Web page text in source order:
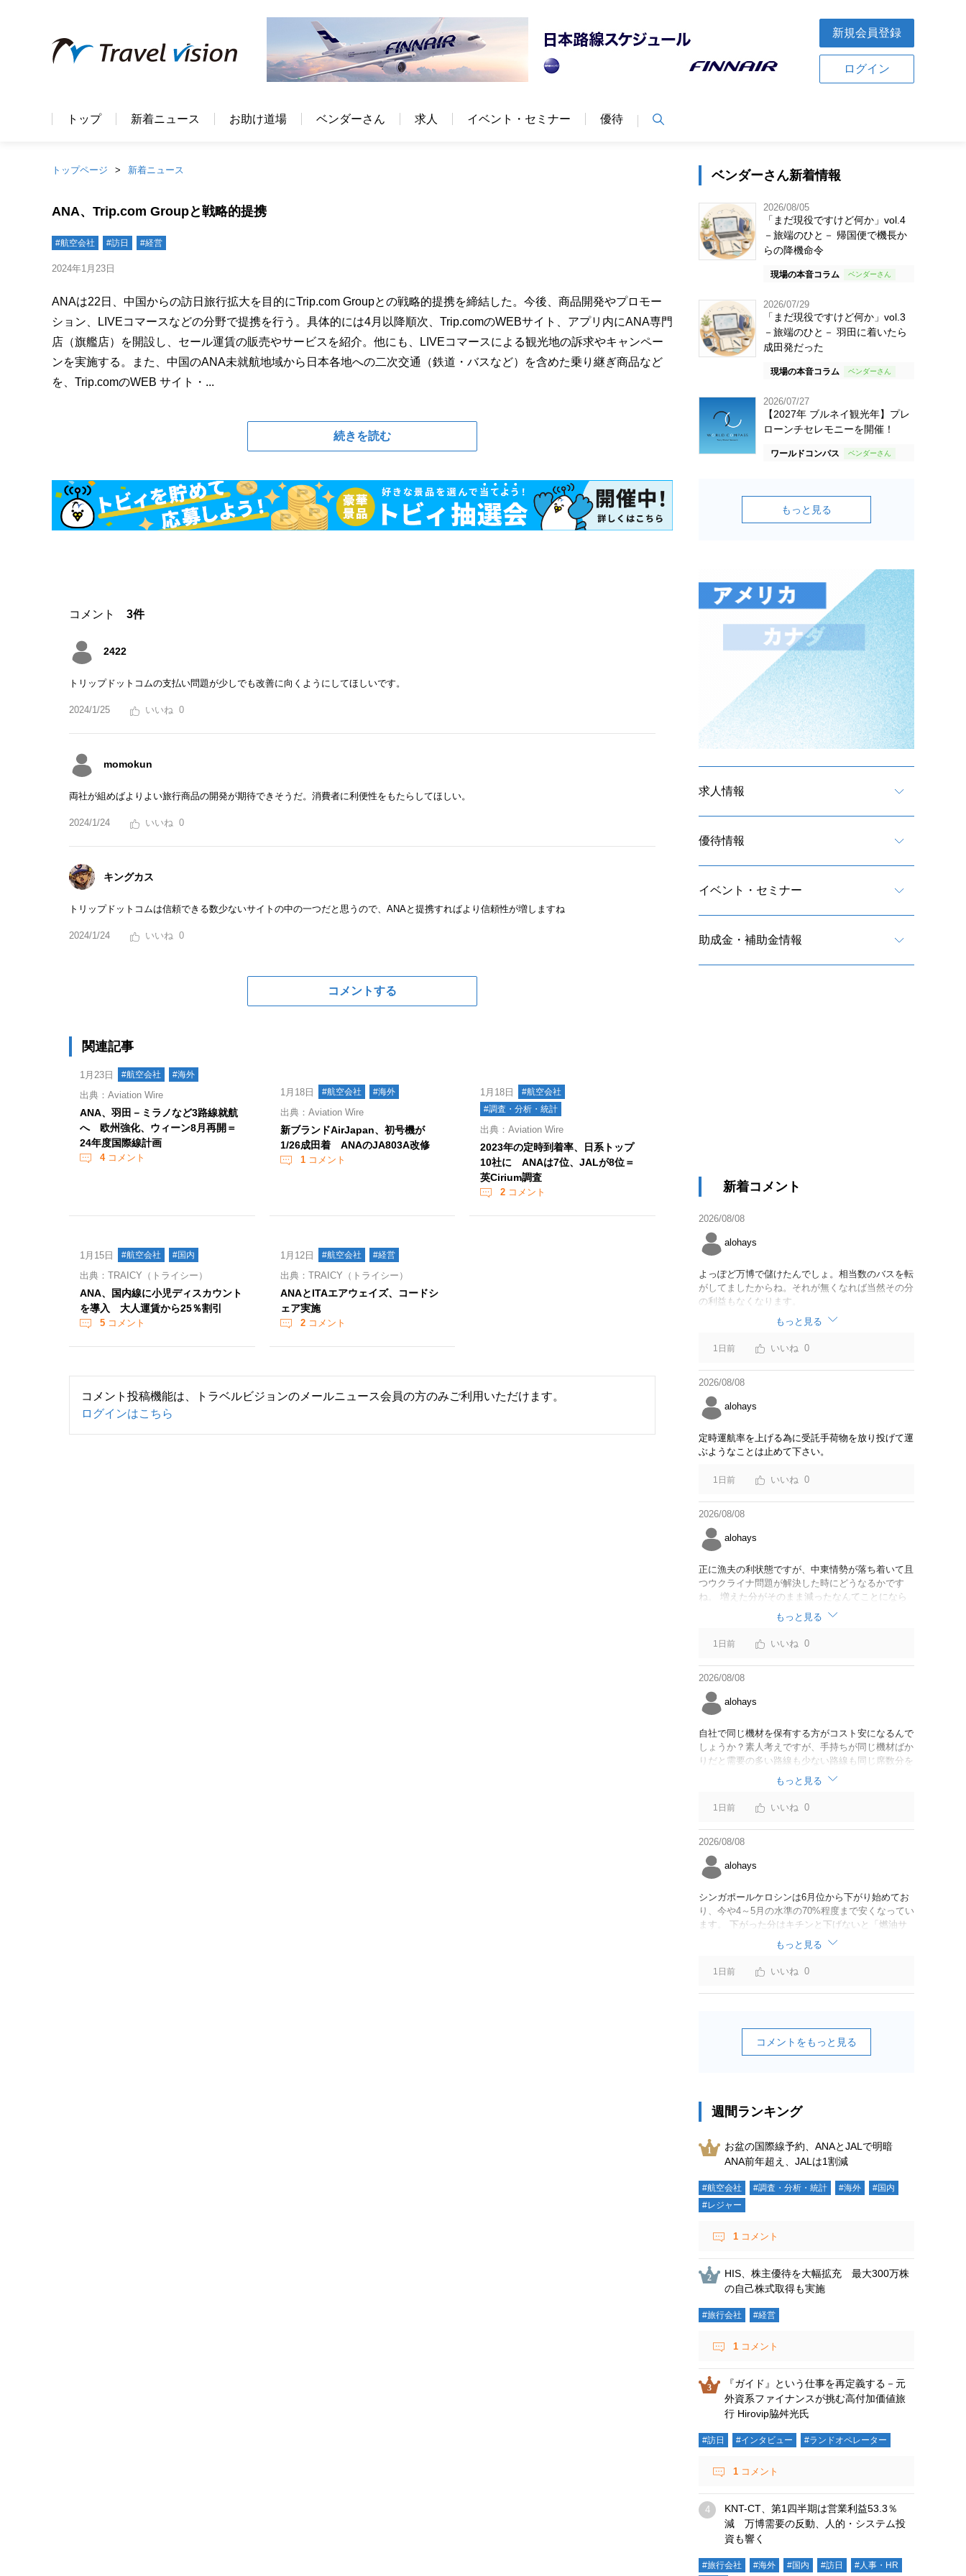
新規会員登録
ログイン
トップ 新着ニュース お助け道場 ベンダーさん 求人 イベント・セミナー 優待
トップページ 新着ニュース
ANA、Trip.com Groupと戦略的提携
#航空会社 #訪日 #経営
2024年1月23日
ANAは22日、中国からの訪日旅行拡大を目的にTrip.com Groupとの戦略的提携を締結した。今後、商品開発やプロモー
ション、LIVEコマースなどの分野で提携を行う。具体的には4月以降順次、Trip.comのWEBサイト、アプリ内にANA専門
店（旗艦店）を開設し、セール運賃の販売やサービスを紹介。他にも、LIVEコマースによる観光地の訴求やキャンペー
ンを実施する。また、中国のANA未就航地域から日本各地への二次交通（鉄道・バスなど）を含めた乗り継ぎ商品など
を、Trip.comのWEB サイト・...
続きを読む
コメント 3件
2422
トリップドットコムの支払い問題が少しでも改善に向くようにしてほしいです。
2024/1/25 0
momokun
両社が組めばよりよい旅行商品の開発が期待できそうだ。消費者に利便性をもたらしてほしい。
2024/1/24 0
キングカス
トリップドットコムは信頼できる数少ないサイトの中の一つだと思うので、ANAと提携すればより信頼性が増しますね
2024/1/24 0
コメントする
関連記事
1月23日 #航空会社 #海外
出典：Aviation Wire
ANA、羽田－ミラノなど3路線就航
へ 欧州強化、ウィーン8月再開＝
24年度国際線計画
4コメント
1月18日 #航空会社 #海外
出典：Aviation Wire
新ブランドAirJapan、初号機が
1/26成田着 ANAのJA803A改修
1コメント
1月18日
#航空会社
#調査・分析・統計
出典：Aviation Wire
2023年の定時到着率、日系トップ
10社に ANAは7位、JALが8位＝
英Cirium調査
2 コメント
1月15日 #航空会社 #国内
出典：TRAICY（トライシー）
ANA、国内線に小児ディスカウント
を導入 大人運賃から25％割引
5 コメント
1月12日 #航空会社 #経営
出典：TRAICY（トライシー）
ANAとITAエアウェイズ、コードシ
ェア実施
2コメント
コメント投稿機能は、トラベルビジョンのメールニュース会員の方のみご利用いただけます。
ログインはこちら
ベンダーさん新着情報
2026/08/05
「まだ現役ですけど何か」vol.4
－旅端のひと－ 帰国便で機長か
らの降機命令
現場の本音コラム
2026/07/29
「まだ現役ですけど何か」vol.3
－旅端のひと－ 羽田に着いたら
成田発だった
現場の本音コラム
2026/07/27
【2027年 ブルネイ観光年】プレ
ローンチセレモニーを開催！
ワールドコンパス
もっと見る
求人情報
優待情報
イベント・セミナー
助成金・補助金情報
新着コメント
2026/08/08
alohays
よっぽど万博で儲けたんでしょ。相当数のバスを転
がしてましたからね。それが無くなれば当然その分
の利益もなくなります。
もっと見る
1日前 0
2026/08/08
alohays
定時運航率を上げる為に受託手荷物を放り投げて運
ぶようなことは止めて下さい。
1日前 0
2026/08/08
alohays
正に漁夫の利状態ですが、中東情勢が落ち着いて且
つウクライナ問題が解決した時にどうなるかです
ね。 増えた分がそのまま減ったなんてことになら
なければいいですが。
もっと見る
1日前 0
2026/08/08
alohays
自社で同じ機材を保有する方がコスト安になるんで
しょうか？素人考えですが、手持ちが同じ機材ばか
りだと需要の多い路線も少ない路線も同じ席数分を
供給することになるので、需要が多い路線には大型
機材を当て、少ない路線には小型機材を当てるな
ど、席数を調整するにはリース契約の方が対応しや
すいと思いました。
もっと見る
1日前 0
2026/08/08
alohays
シンガポールケロシンは6月位から下がり始めてお
り、今や4～5月の水準の70%程度まで安くなってい
ます。 下がった分はキチンと下げないと「燃油サ
ーチャージ＝利益」と判断されますよ。
もっと見る
1日前 0
コメントをもっと見る
週間ランキング
お盆の国際線予約、ANAとJALで明暗
ANA前年超え、JALは1割減
#航空会社 #調査・分析・統計 #海外
#国内
#レジャー
1 コメント
HIS、株主優待を大幅拡充 最大300万株
の自己株式取得も実施
#旅行会社 #経営
1 コメント
『ガイド』という仕事を再定義する－元
外資系ファイナンスが挑む高付加価値旅
行 Hirovip脇舛光氏
#訪日 #インタビュー #ランドオペレーター
1 コメント
KNT-CT、第1四半期は営業利益53.3％
減 万博需要の反動、人的・システム投
資も響く
#旅行会社 #海外 #国内 #訪日 #人事・HR